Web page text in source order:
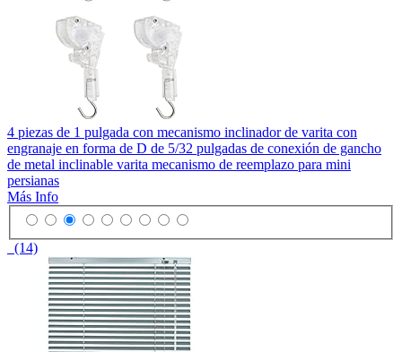
4 piezas de 1 pulgada con mecanismo inclinador de varita con
engranaje en forma de D de 5/32 pulgadas de conexión de gancho
de metal inclinable varita mecanismo de reemplazo para mini
persianas
Más Info
(14)